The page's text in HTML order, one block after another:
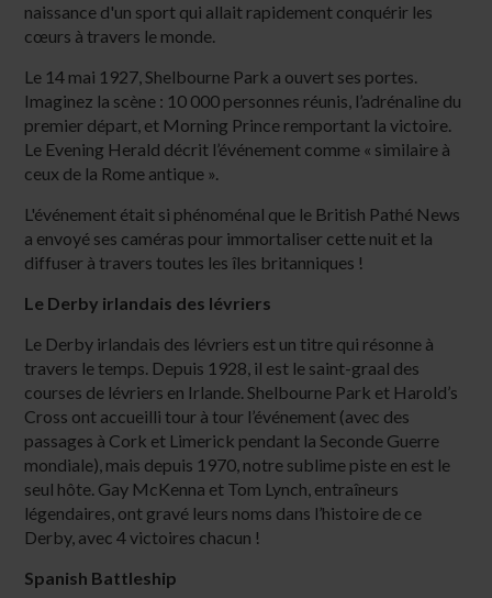
naissance d'un sport qui allait rapidement conquérir les
cœurs à travers le monde.
Le 14 mai 1927, Shelbourne Park a ouvert ses portes.
Imaginez la scène : 10 000 personnes réunis, l’adrénaline du
premier départ, et Morning Prince remportant la victoire.
Le Evening Herald décrit l’événement comme « similaire à
ceux de la Rome antique ».
L'événement était si phénoménal que le British Pathé News
a envoyé ses caméras pour immortaliser cette nuit et la
diffuser à travers toutes les îles britanniques !
Le Derby irlandais des lévriers
Le Derby irlandais des lévriers est un titre qui résonne à
travers le temps. Depuis 1928, il est le saint-graal des
courses de lévriers en Irlande. Shelbourne Park et Harold’s
Cross ont accueilli tour à tour l’événement (avec des
passages à Cork et Limerick pendant la Seconde Guerre
mondiale), mais depuis 1970, notre sublime piste en est le
seul hôte. Gay McKenna et Tom Lynch, entraîneurs
légendaires, ont gravé leurs noms dans l’histoire de ce
Derby, avec 4 victoires chacun !
Spanish Battleship